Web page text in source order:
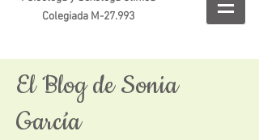
Colegiada M-27.993
El Blog de Sonia
García